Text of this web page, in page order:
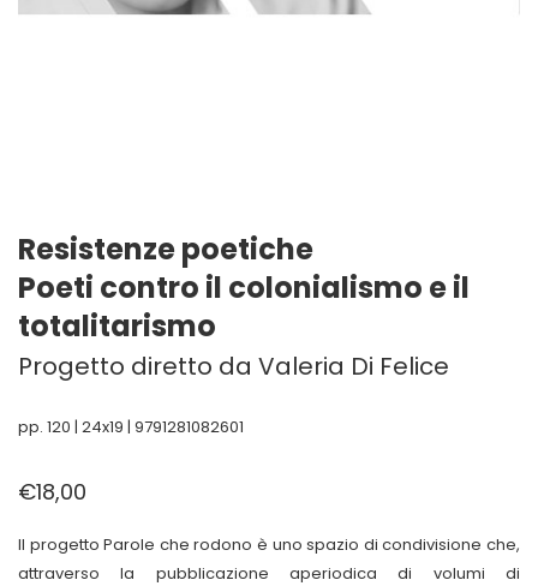
Resistenze poetiche
Poeti contro il colonialismo e il
totalitarismo
Progetto diretto da Valeria Di Felice
pp. 120 | 24x19 | 9791281082601
€18,00
Il progetto Parole che rodono è uno spazio di condivisione che,
attraverso la pubblicazione aperiodica di volumi di